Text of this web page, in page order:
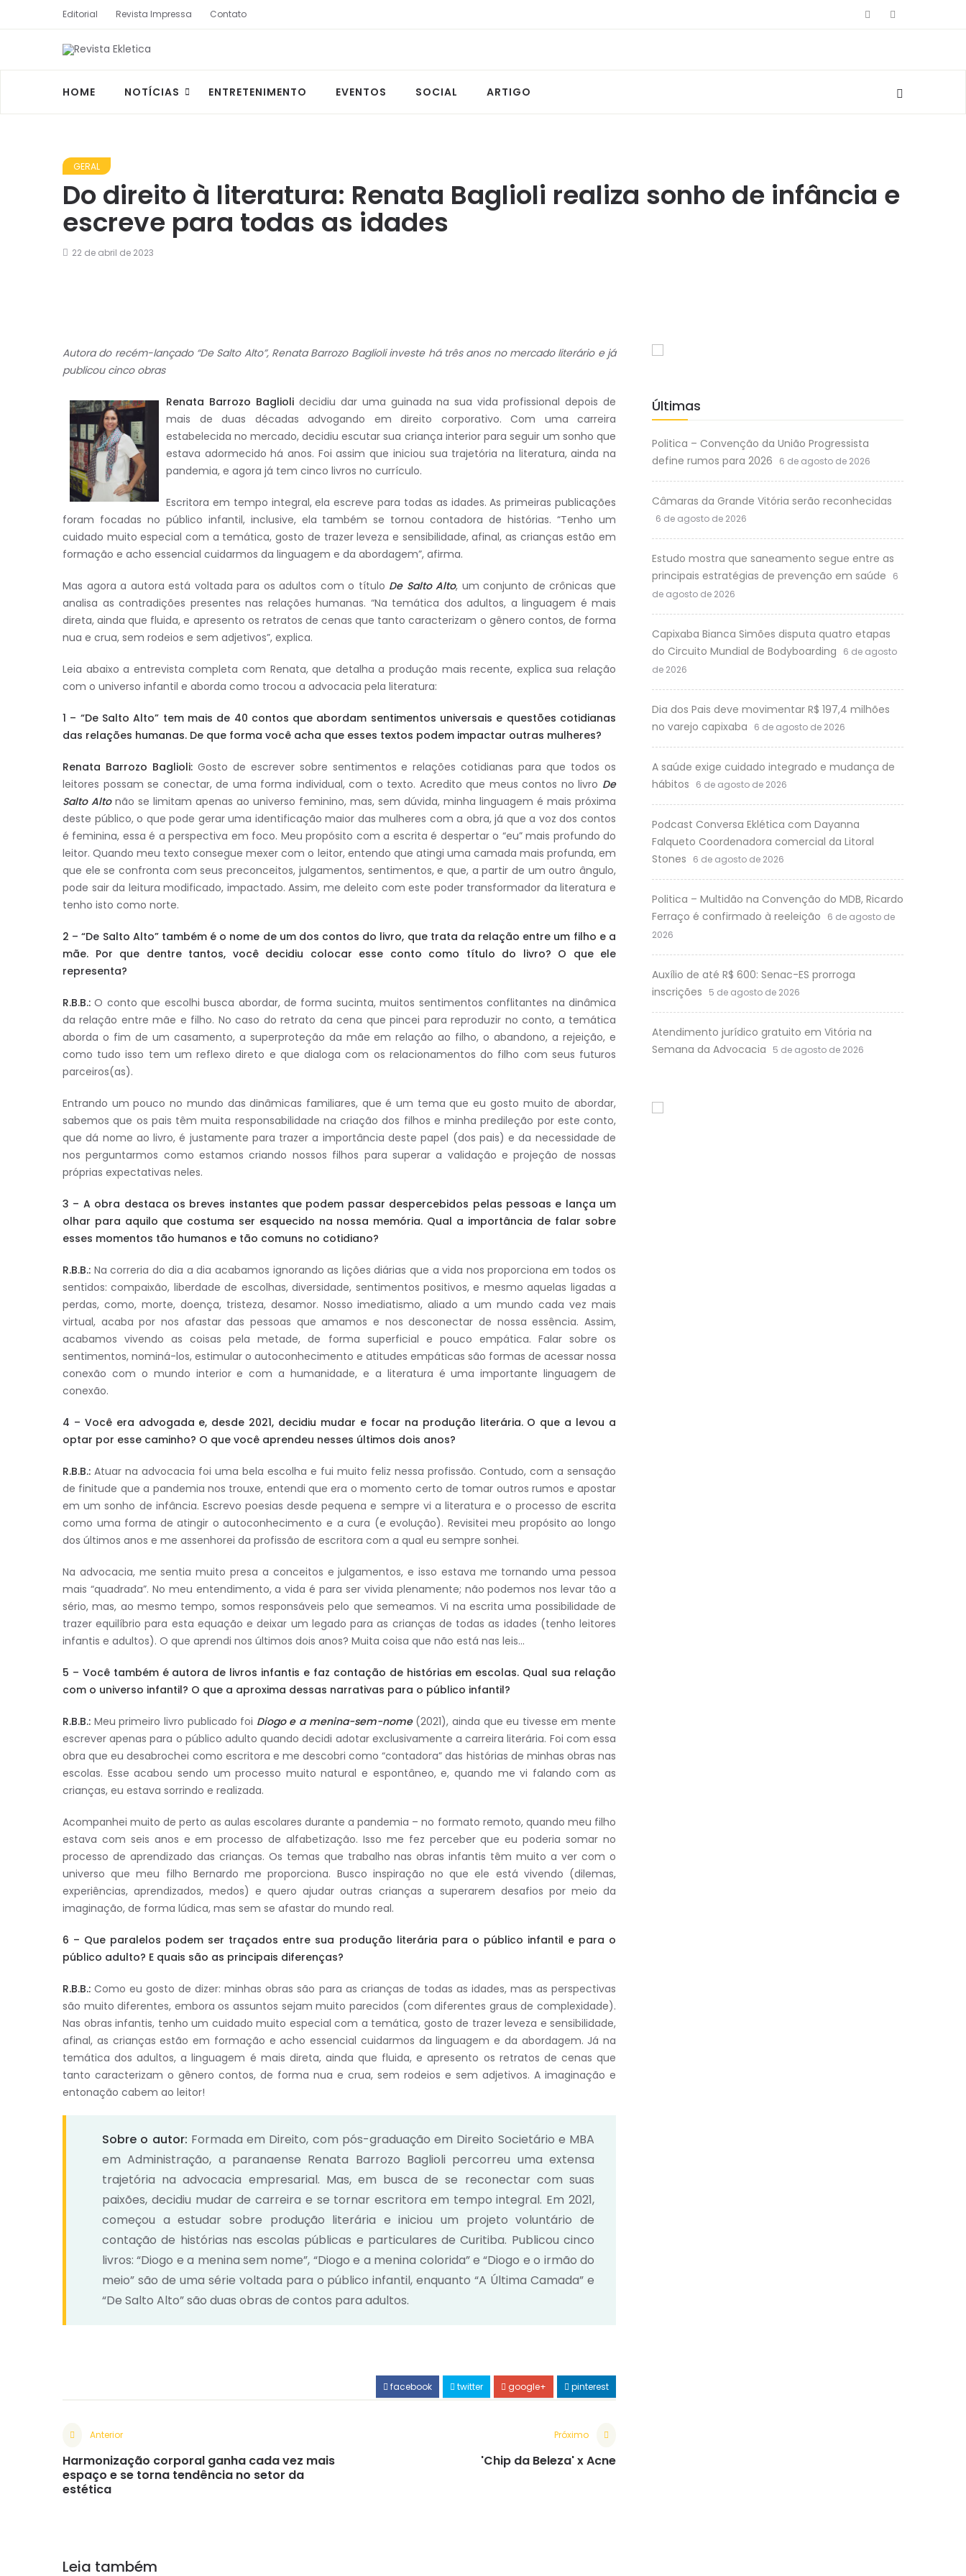
Editorial Revista Impressa Contato
HOME NOTÍCIAS ENTRETENIMENTO EVENTOS SOCIAL ARTIGO
GERAL
Do direito à literatura: Renata Baglioli realiza sonho de infância e
escreve para todas as idades
22 de abril de 2023
Autora do recém-lançado “De Salto Alto”, Renata Barrozo Baglioli investe há três anos no mercado literário e já
publicou cinco obras
Renata Barrozo Bagliolidecidiu dar uma guinada na sua vida profissional depois de
mais de duas décadas advogando em direito corporativo. Com uma carreira
estabelecida no mercado, decidiu escutar sua criança interior para seguir um sonho que
estava adormecido há anos. Foi assim que iniciou sua trajetória na literatura, ainda na
pandemia, e agora já tem cinco livros no currículo.
Escritora em tempo integral, ela escreve para todas as idades. As primeiras publicações
foram focadas no público infantil, inclusive, ela também se tornou contadora de histórias. “Tenho um
cuidado muito especial com a temática, gosto de trazer leveza e sensibilidade, afinal, as crianças estão em
formação e acho essencial cuidarmos da linguagem e da abordagem”, afirma.
Mas agora a autora está voltada para os adultos com o título De Salto Alto, um conjunto de crônicas que
analisa as contradições presentes nas relações humanas. “Na temática dos adultos, a linguagem é mais
direta, ainda que fluida, e apresento os retratos de cenas que tanto caracterizam o gênero contos, de forma
nua e crua, sem rodeios e sem adjetivos”, explica.
Leia abaixo a entrevista completa com Renata, que detalha a produção mais recente, explica sua relação
com o universo infantil e aborda como trocou a advocacia pela literatura:
1 – “De Salto Alto” tem mais de 40 contos que abordam sentimentos universais e questões cotidianas
das relações humanas. De que forma você acha que esses textos podem impactar outras mulheres?
Renata Barrozo Baglioli:Gosto de escrever sobre sentimentos e relações cotidianas para que todos os
leitores possam se conectar, de uma forma individual, com o texto. Acredito que meus contos no livro De
Salto Altonão se limitam apenas ao universo feminino, mas, sem dúvida, minha linguagem é mais próxima
deste público, o que pode gerar uma identificação maior das mulheres com a obra, já que a voz dos contos
é feminina, essa é a perspectiva em foco. Meu propósito com a escrita é despertar o “eu” mais profundo do
leitor. Quando meu texto consegue mexer com o leitor, entendo que atingi uma camada mais profunda, em
que ele se confronta com seus preconceitos, julgamentos, sentimentos, e que, a partir de um outro ângulo,
pode sair da leitura modificado, impactado. Assim, me deleito com este poder transformador da literatura e
tenho isto como norte.
2 – “De Salto Alto” também é o nome de um dos contos do livro, que trata da relação entre um filho e a
mãe. Por que dentre tantos, você decidiu colocar esse conto como título do livro? O que ele
representa?
R.B.B.: O conto que escolhi busca abordar, de forma sucinta, muitos sentimentos conflitantes na dinâmica
da relação entre mãe e filho. No caso do retrato da cena que pincei para reproduzir no conto, a temática
aborda o fim de um casamento, a superproteção da mãe em relação ao filho, o abandono, a rejeição, e
como tudo isso tem um reflexo direto e que dialoga com os relacionamentos do filho com seus futuros
parceiros(as).
Entrando um pouco no mundo das dinâmicas familiares, que é um tema que eu gosto muito de abordar,
sabemos que os pais têm muita responsabilidade na criação dos filhos e minha predileção por este conto,
que dá nome ao livro, é justamente para trazer a importância deste papel (dos pais) e da necessidade de
nos perguntarmos como estamos criando nossos filhos para superar a validação e projeção de nossas
próprias expectativas neles.
3 – A obra destaca os breves instantes que podem passar despercebidos pelas pessoas e lança um
olhar para aquilo que costuma ser esquecido na nossa memória. Qual a importância de falar sobre
esses momentos tão humanos e tão comuns no cotidiano?
R.B.B.: Na correria do dia a dia acabamos ignorando as lições diárias que a vida nos proporciona em todos os
sentidos: compaixão, liberdade de escolhas, diversidade, sentimentos positivos, e mesmo aquelas ligadas a
perdas, como, morte, doença, tristeza, desamor. Nosso imediatismo, aliado a um mundo cada vez mais
virtual, acaba por nos afastar das pessoas que amamos e nos desconectar de nossa essência. Assim,
acabamos vivendo as coisas pela metade, de forma superficial e pouco empática. Falar sobre os
sentimentos, nominá-los, estimular o autoconhecimento e atitudes empáticas são formas de acessar nossa
conexão com o mundo interior e com a humanidade, e a literatura é uma importante linguagem de
conexão.
4 – Você era advogada e, desde 2021, decidiu mudar e focar na produção literária. O que a levou a
optar por esse caminho? O que você aprendeu nesses últimos dois anos?
R.B.B.: Atuar na advocacia foi uma bela escolha e fui muito feliz nessa profissão. Contudo, com a sensação
de finitude que a pandemia nos trouxe, entendi que era o momento certo de tomar outros rumos e apostar
em um sonho de infância. Escrevo poesias desde pequena e sempre vi a literatura e o processo de escrita
como uma forma de atingir o autoconhecimento e a cura (e evolução). Revisitei meu propósito ao longo
dos últimos anos e me assenhorei da profissão de escritora com a qual eu sempre sonhei.
Na advocacia, me sentia muito presa a conceitos e julgamentos, e isso estava me tornando uma pessoa
mais “quadrada”. No meu entendimento, a vida é para ser vivida plenamente; não podemos nos levar tão a
sério, mas, ao mesmo tempo, somos responsáveis pelo que semeamos. Vi na escrita uma possibilidade de
trazer equilíbrio para esta equação e deixar um legado para as crianças de todas as idades (tenho leitores
infantis e adultos). O que aprendi nos últimos dois anos? Muita coisa que não está nas leis…
5 – Você também é autora de livros infantis e faz contação de histórias em escolas. Qual sua relação
com o universo infantil? O que a aproxima dessas narrativas para o público infantil?
R.B.B.: Meu primeiro livro publicado foi Diogo e a menina-sem-nome(2021), ainda que eu tivesse em mente
escrever apenas para o público adulto quando decidi adotar exclusivamente a carreira literária. Foi com essa
obra que eu desabrochei como escritora e me descobri como “contadora” das histórias de minhas obras nas
escolas. Esse acabou sendo um processo muito natural e espontâneo, e, quando me vi falando com as
crianças, eu estava sorrindo e realizada.
Acompanhei muito de perto as aulas escolares durante a pandemia – no formato remoto, quando meu filho
estava com seis anos e em processo de alfabetização. Isso me fez perceber que eu poderia somar no
processo de aprendizado das crianças. Os temas que trabalho nas obras infantis têm muito a ver com o
universo que meu filho Bernardo me proporciona. Busco inspiração no que ele está vivendo (dilemas,
experiências, aprendizados, medos) e quero ajudar outras crianças a superarem desafios por meio da
imaginação, de forma lúdica, mas sem se afastar do mundo real.
6 – Que paralelos podem ser traçados entre sua produção literária para o público infantil e para o
público adulto? E quais são as principais diferenças?
R.B.B.: Como eu gosto de dizer: minhas obras são para as crianças de todas as idades, mas as perspectivas
são muito diferentes, embora os assuntos sejam muito parecidos (com diferentes graus de complexidade).
Nas obras infantis, tenho um cuidado muito especial com a temática, gosto de trazer leveza e sensibilidade,
afinal, as crianças estão em formação e acho essencial cuidarmos da linguagem e da abordagem. Já na
temática dos adultos, a linguagem é mais direta, ainda que fluida, e apresento os retratos de cenas que
tanto caracterizam o gênero contos, de forma nua e crua, sem rodeios e sem adjetivos. A imaginação e
entonação cabem ao leitor!
Sobre o autor: Formada em Direito, com pós-graduação em Direito Societário e MBA
em Administração, a paranaense Renata Barrozo Baglioli percorreu uma extensa
trajetória na advocacia empresarial. Mas, em busca de se reconectar com suas
paixões, decidiu mudar de carreira e se tornar escritora em tempo integral. Em 2021,
começou a estudar sobre produção literária e iniciou um projeto voluntário de
contação de histórias nas escolas públicas e particulares de Curitiba. Publicou cinco
livros: “Diogo e a menina sem nome”, “Diogo e a menina colorida” e “Diogo e o irmão do
meio” são de uma série voltada para o público infantil, enquanto “A Última Camada” e
“De Salto Alto” são duas obras de contos para adultos.
facebook twitter google+ pinterest
Anterior
Harmonização corporal ganha cada vez mais
espaço e se torna tendência no setor da
estética
Próximo
'Chip da Beleza' x Acne
Leia também
Últimas
Politica – Convenção da União Progressista
define rumos para 2026
6 de agosto de 2026
Câmaras da Grande Vitória serão reconhecidas
6 de agosto de 2026
Estudo mostra que saneamento segue entre as
principais estratégias de prevenção em saúde
6
de agosto de 2026
Capixaba Bianca Simões disputa quatro etapas
do Circuito Mundial de Bodyboarding
6 de agosto
de 2026
Dia dos Pais deve movimentar R$ 197,4 milhões
no varejo capixaba
6 de agosto de 2026
A saúde exige cuidado integrado e mudança de
hábitos
6 de agosto de 2026
Podcast Conversa Eklética com Dayanna
Falqueto Coordenadora comercial da Litoral
Stones
6 de agosto de 2026
Politica – Multidão na Convenção do MDB, Ricardo
Ferraço é confirmado à reeleição
6 de agosto de
2026
Auxílio de até R$ 600: Senac-ES prorroga
inscrições
5 de agosto de 2026
Atendimento jurídico gratuito em Vitória na
Semana da Advocacia
5 de agosto de 2026